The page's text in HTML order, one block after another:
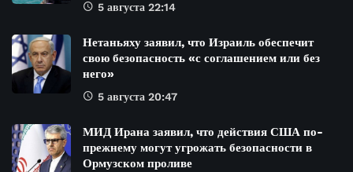
5 августа 22:14
Нетаньяху заявил, что Израиль обеспечит
свою безопасность «с соглашением или без
него»
5 августа 20:47
МИД Ирана заявил, что действия США по-
прежнему могут угрожать безопасности в
Ормузском проливе